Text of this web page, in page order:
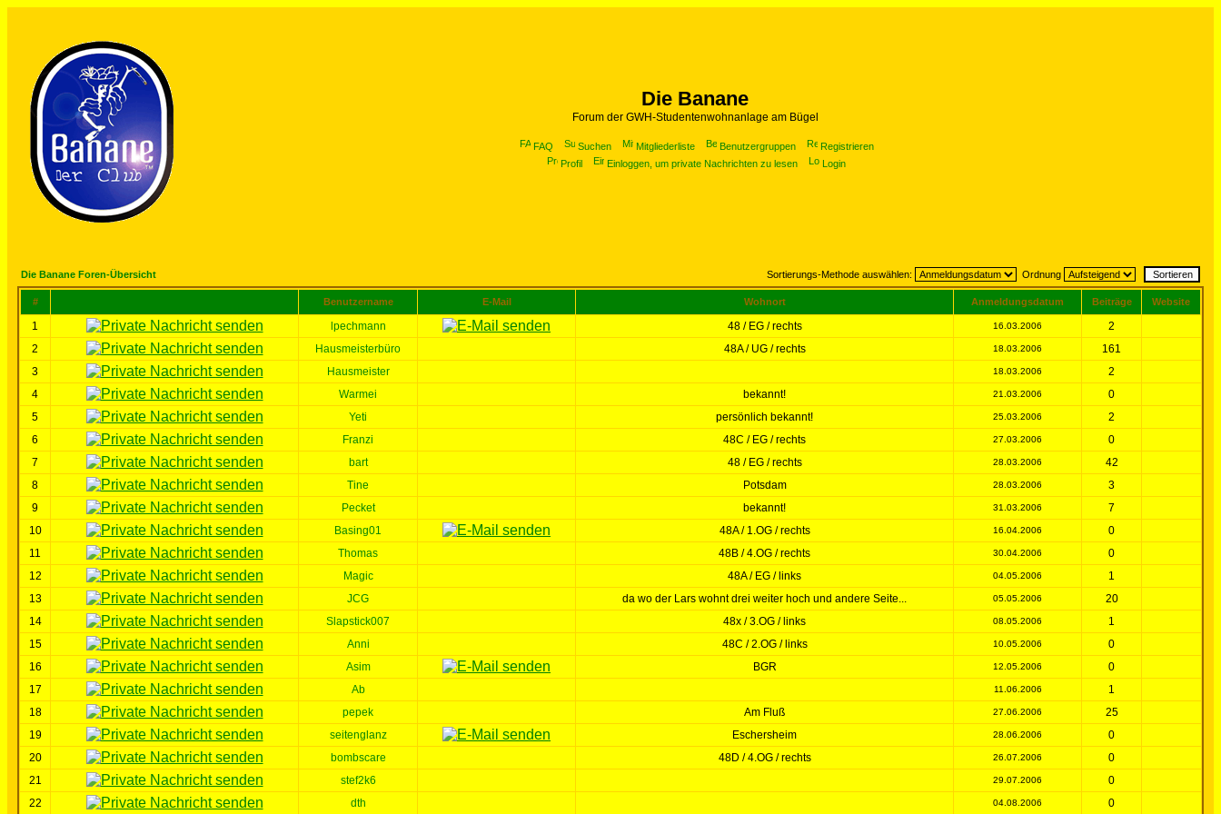
Die Banane
Forum der GWH-Studentenwohnanlage am Bügel
FAQ Suchen Mitgliederliste Benutzergruppen
Registrieren
Profil
Einloggen, um private Nachrichten zu lesen Login
Die Banane Foren-Übersicht Sortierungs-Methode auswählen: Ordnung
# Benutzername E-Mail Wohnort Anmeldungsdatum Beiträge Website
1 lpechmann 48 / EG / rechts 16.03.2006
2
2
Hausmeisterbüro 48A / UG / rechts 18.03.2006
161
3
Hausmeister 18.03.2006
2
4
Warmei bekannt! 21.03.2006
0
5
Yeti persönlich bekannt! 25.03.2006
2
6
Franzi 48C / EG / rechts 27.03.2006
0
7
bart 48 / EG / rechts 28.03.2006
42
8
Tine Potsdam 28.03.2006
3
9
Pecket bekannt! 31.03.2006
7
10
Basing01 48A / 1.OG / rechts 16.04.2006
0
11
Thomas 48B / 4.OG / rechts 30.04.2006
0
12
Magic 48A / EG / links 04.05.2006
1
13
JCG da wo der Lars wohnt drei weiter hoch und andere Seite... 05.05.2006
20
14
Slapstick007 48x / 3.OG / links 08.05.2006
1
15
Anni 48C / 2.OG / links 10.05.2006
0
16
Asim BGR 12.05.2006
0
17
Ab 11.06.2006
1
18
pepek Am Fluß 27.06.2006
25
19
seitenglanz Eschersheim 28.06.2006
0
20
bombscare 48D / 4.OG / rechts 26.07.2006
0
21
stef2k6 29.07.2006
0
22
dth 04.08.2006 0